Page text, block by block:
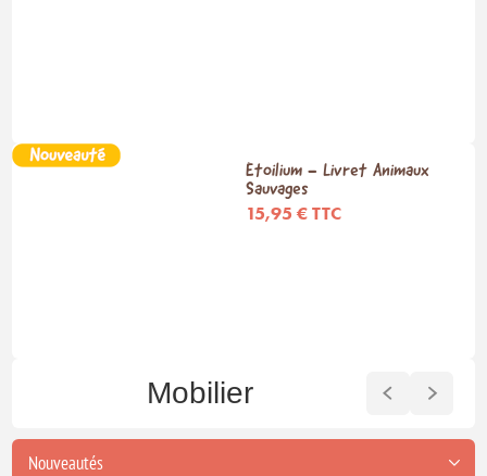
Étoilium - Livret Animaux
Sauvages
15,95 € TTC
Mobilier